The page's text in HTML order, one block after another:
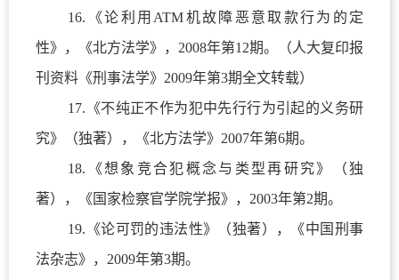
16. 《论利用 ATM机故障恶意取款行为的定
性》，《北方法学》， 2008年第12期。（人大复印报
刊资料《刑事法学》 2009年第3期全文转载）
17. 《不纯正不作为犯中先行行为引起的义务研
究》（独著），《北方法学》 2007年第6期。
18. 《想象竞合犯概念与类型再研究》（独
著），《国家检察官学院学报》， 2003年第2期。
19. 《论可罚的违法性》（独著），《中国刑事
法杂志》， 2009年第3期。